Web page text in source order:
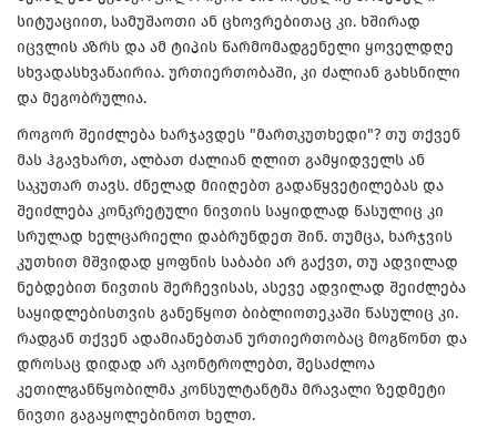
სიტუაციით, სამუშაოთი ან ცხოვრებითაც კი. ხშირად
იცვლის აზრს და ამ ტიპის წარმომადგენელი ყოველდღე
სხვადასხვანაირია. ურთიერთობაში, კი ძალიან გახსნილი
და მეგობრულია.
როგორ შეიძლება ხარჯავდეს "მართკუთხედი"? თუ თქვენ
მას ჰგავხართ, ალბათ ძალიან ღლით გამყიდველს ან
საკუთარ თავს. ძნელად მიიღებთ გადაწყვეტილებას და
შეიძლება კონკრეტული ნივთის საყიდლად წასულიც კი
სრულად ხელცარიელი დაბრუნდეთ შინ. თუმცა, ხარჯვის
კუთხით მშვიდად ყოფნის საბაბი არ გაქვთ, თუ ადვილად
ნებდებით ნივთის შერჩევისას, ასევე ადვილად შეიძლება
საყიდლებისთვის განეწყოთ ბიბლიოთეკაში წასულიც კი.
რადგან თქვენ ადამიანებთან ურთიერთობაც მოგწონთ და
დროსაც დიდად არ აკონტროლებთ, შესაძლოა
კეთილგანწყობილმა კონსულტანტმა მრავალი ზედმეტი
ნივთი გაგაყოლებინოთ ხელთ.